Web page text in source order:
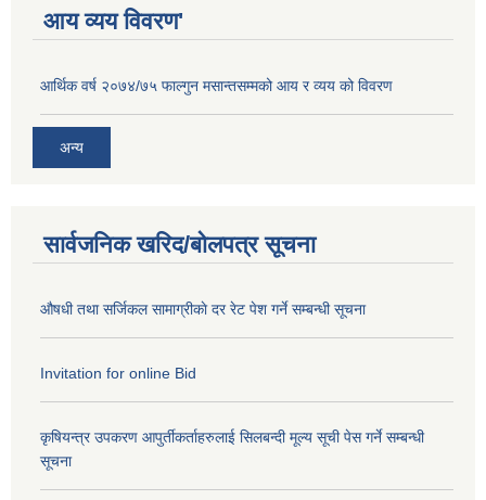
आय व्यय विवरण'
आर्थिक वर्ष २०७४/७५ फाल्गुन मसान्तसम्मको आय र व्यय को विवरण
अन्य
सार्वजनिक खरिद/बोलपत्र सूचना
औषधी तथा सर्जिकल सामाग्रीकाे दर रेट पेश गर्ने सम्बन्धी सूचना
Invitation for online Bid
कृषियन्त्र उपकरण आपुर्तीकर्ताहरुलाई सिलबन्दी मूल्य सूची पेस गर्ने सम्बन्धी
सूचना